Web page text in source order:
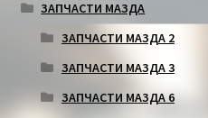
ЗАПЧАСТИ МАЗДА
ЗАПЧАСТИ МАЗДА 2
ЗАПЧАСТИ МАЗДА 3
ЗАПЧАСТИ МАЗДА 6